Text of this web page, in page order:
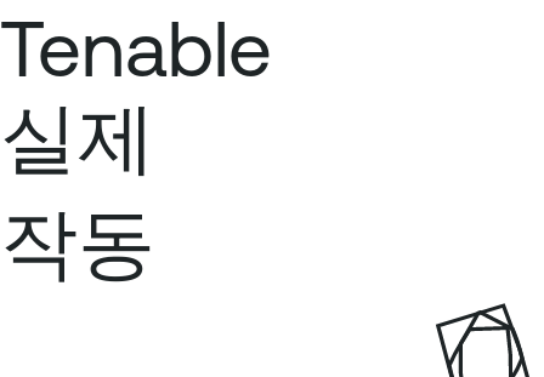
Tenable
실제
작동